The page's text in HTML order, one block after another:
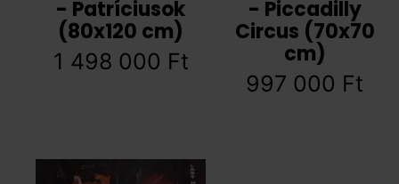
- Patríciusok
(80x120 cm)
1 498 000 Ft
- Piccadilly
Circus (70x70
cm)
997 000 Ft